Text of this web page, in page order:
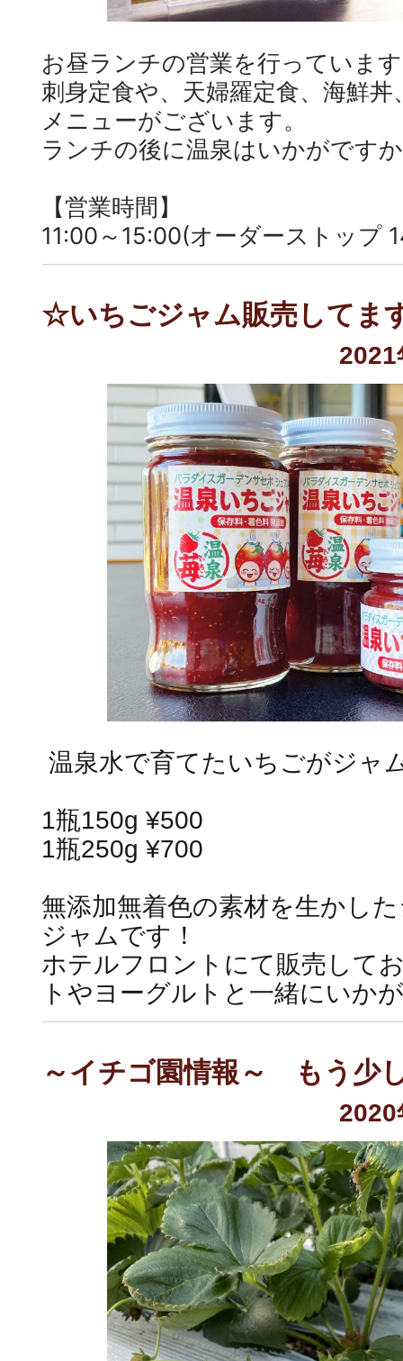
お昼ランチの営業を行っていま
刺身定食や、天婦羅定食、海鮮
メニューがございます。
ランチの後に温泉はいかがです
【営業時間】
11:00～15:00(オーダーストップ
☆いちごジャム販売してま
2021
温泉水で育てたいちごがジャ
1瓶150g ¥500
1瓶250g ¥700
無添加無着色の素材を生かし
ジャムです！
ホテルフロントにて販売して
トやヨーグルトと一緒にいか
～イチゴ園情報～ もう少
2020